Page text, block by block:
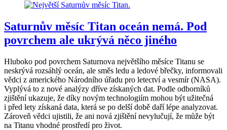
Saturnův měsíc Titan oceán nemá. Pod
povrchem ale ukrývá něco jiného
Hluboko pod povrchem Saturnova největšího měsíce Titanu se
neskrývá rozsáhlý oceán, ale směs ledu a ledové břečky, informovali
vědci z amerického Národního úřadu pro letectví a vesmír (NASA).
Vyplývá to z nové analýzy dříve získaných dat. Podle odborníků
zjištění ukazuje, že díky novým technologiím mohou být užitečná
i před lety získaná data, která se po delší době daří lépe analyzovat.
Zároveň vědci ujistili, že ani nová zjištění nevylučují, že může být
na Titanu vhodné prostředí pro život.